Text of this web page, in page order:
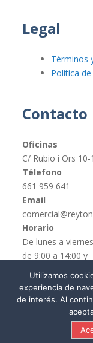
Legal
Términos
Política
Contacto
Oficinas
C/ Rubio i Ors
Télefono
661 959 641
Email
Horario
De lunes a viernes
de 9:00 a 14:00 y
de 16:00 a 19:00
© REYTONER
Utilizamos
experiencia de
de interés. Al